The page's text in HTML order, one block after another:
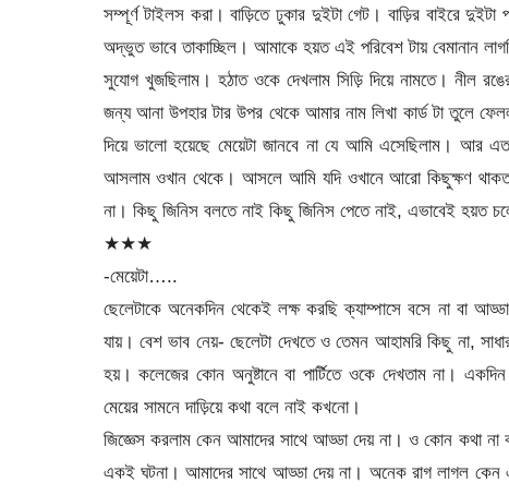
সম্পূর্ণ টাইলস করা। বাড়িতে ঢুকার দুইটা গেট। বাড়ির বাইরে
অদ্ভুত ভাবে তাকাচ্ছিল। আমাকে হয়ত এই পরিবেশ টায় বেমানান
সুযোগ খুজছিলাম। হঠাত ওকে দেখলাম সিড়ি দিয়ে নামতে। নীল
জন্য আনা উপহার টার উপর থেকে আমার নাম লিখা কার্ড টা তুলে
দিয়ে ভালো হয়েছে মেয়েটা জানবে না যে আমি এসেছিলাম।
আসলাম ওখান থেকে। আসলে আমি যদি ওখানে আরো কিছুক্ষণ
না। কিছু জিনিস বলতে নাই কিছু জিনিস পেতে নাই, এভাবেই হয়ত
★★★
-মেয়েটা…..
ছেলেটাকে অনেকদিন থেকেই লক্ষ করছি ক্যাম্পাসে বসে না বা
যায়। বেশ ভাব নেয়- ছেলেটা দেখতে ও তেমন আহামরি কিছু না,
হয়। কলেজের কোন অনুষ্টানে বা পার্টিতে ওকে দেখতাম না।
মেয়ের সামনে দাড়িয়ে কথা বলে নাই কখনো।
জিজ্ঞেস করলাম কেন আমাদের সাথে আড্ডা দেয় না। ও কোন কথা
একই ঘটনা। আমাদের সাথে আড্ডা দেয় না। অনেক রাগ লাগল কেন